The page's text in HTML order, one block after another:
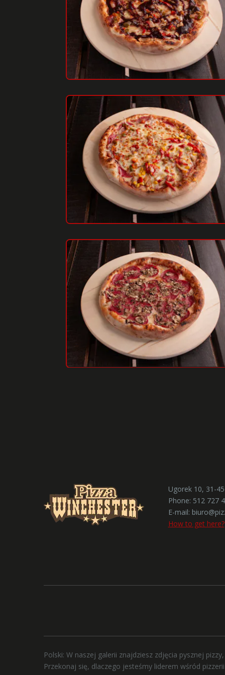
Ugorek 10, 31-
Phone: 512 727
E-mail:
How to get here?
Polski: W naszej galerii znajdziesz zdjęcia pysznej
Przekonaj się, dlaczego jesteśmy liderem wśród